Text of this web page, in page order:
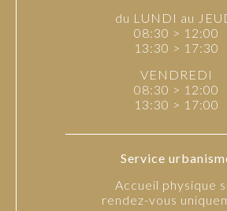
du LUNDI au
08:30 > 12:00
13:30 > 17:30
VENDREDI
08:30 > 12:00
13:30 > 17:00
Service
Accueil physique
rendez-vous